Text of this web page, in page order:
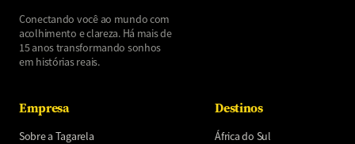
Conectando você ao mundo com
acolhimento e clareza. Há mais de
15 anos transformando sonhos
em histórias reais.
Empresa
Sobre a Tagarela
Destinos
África do Sul